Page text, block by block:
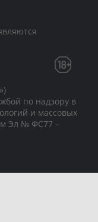
по надзору в
и массовых
Эл № ФС77 –